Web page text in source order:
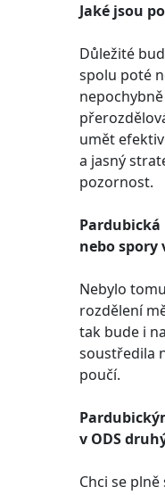
Jaké jsou
Důležité
spolu poté
umět
a jasný
pozornost.
nebo spory
Nebylo
rozdělení
tak bude i
soustředila
poučí.
v ODS
Chci se